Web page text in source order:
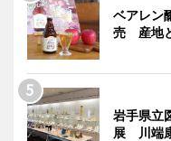
ベアレン
売 産地
岩手県立
展 川端